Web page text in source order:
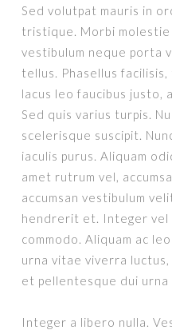
Sed volutpat mauris in
tristique. Morbi
vestibulum neque porta
tellus. Phasellus
lacus leo faucibus justo,
Sed quis varius turpis.
scelerisque suscipit.
iaculis purus. Aliquam
amet rutrum vel,
accumsan vestibulum
hendrerit et. Integer
commodo. Aliquam ac
urna vitae viverra luctus,
et pellentesque dui urna
Integer a libero nulla.